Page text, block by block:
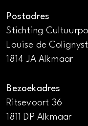
Postadres
Stichting
Louise de
1814 JA Alkmaar
Bezoekadres
Ritsevoort 36
1811 DP Alkmaar